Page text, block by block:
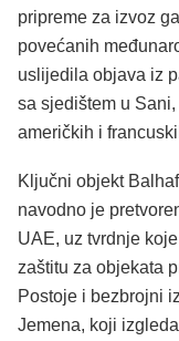
pripreme za izvoz
povećanih
uslijedila objava iz
sa sjedištem u
američkih i
Ključni objekt
navodno je
UAE, uz tvrdnje
zaštitu za objekata
Postoje i bezbrojni
Jemena, koji